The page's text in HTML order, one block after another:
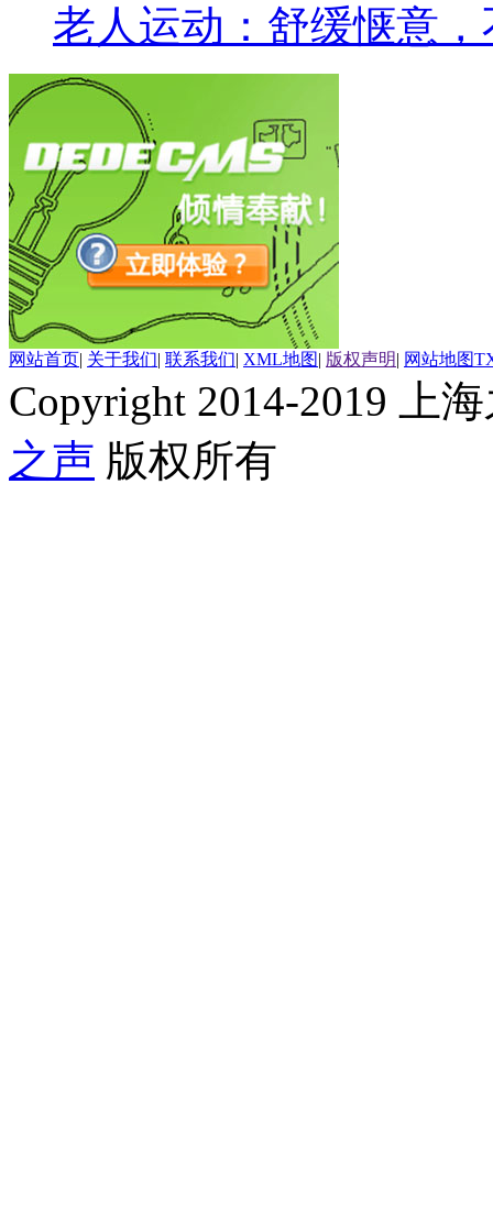
老人运动：舒缓惬意
网站首页| 关于我们| 联系我们| XML地图| 版权声明| 网站地图
Copyright 2014-2019 上
之声 版权所有